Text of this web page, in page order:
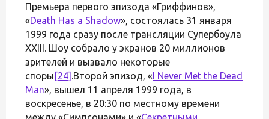
Премьера первого эпизода «Гриффинов»,
«Death Has a Shadow», состоялась 31 января
1999 года сразу после трансляции Супербоула
XXIII. Шоу собрало у экранов 20 миллионов
зрителей и вызвало некоторые
споры [24] .Второй эпизод, «I Never Met the Dead
Man», вышел 11 апреля 1999 года, в
воскресенье, в 20:30 по местному времени